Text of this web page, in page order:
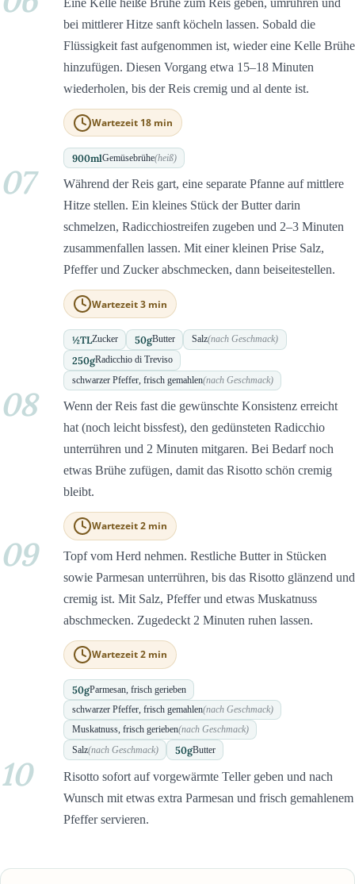
bei mittlerer Hitze sanft köcheln lassen. Sobald die
Flüssigkeit fast aufgenommen ist, wieder eine Kelle Brühe
hinzufügen. Diesen Vorgang etwa 15–18 Minuten
wiederholen, bis der Reis cremig und al dente ist.
Wartezeit 18 min
900mlGemüsebrühe(heiß)
07
Während der Reis gart, eine separate Pfanne auf mittlere
Hitze stellen. Ein kleines Stück der Butter darin
schmelzen, Radicchiostreifen zugeben und 2–3 Minuten
zusammenfallen lassen. Mit einer kleinen Prise Salz,
Pfeffer und Zucker abschmecken, dann beiseitestellen.
Wartezeit 3 min
½TLZucker 50gButter Salz(nach Geschmack)
250gRadicchio di Treviso
schwarzer Pfeffer, frisch gemahlen(nach Geschmack)
08
Wenn der Reis fast die gewünschte Konsistenz erreicht
hat (noch leicht bissfest), den gedünsteten Radicchio
unterrühren und 2 Minuten mitgaren. Bei Bedarf noch
etwas Brühe zufügen, damit das Risotto schön cremig
bleibt.
Wartezeit 2 min
09
Topf vom Herd nehmen. Restliche Butter in Stücken
sowie Parmesan unterrühren, bis das Risotto glänzend und
cremig ist. Mit Salz, Pfeffer und etwas Muskatnuss
abschmecken. Zugedeckt 2 Minuten ruhen lassen.
Wartezeit 2 min
50gParmesan, frisch gerieben
schwarzer Pfeffer, frisch gemahlen(nach Geschmack)
Muskatnuss, frisch gerieben(nach Geschmack)
Salz(nach Geschmack) 50gButter
10
Risotto sofort auf vorgewärmte Teller geben und nach
Wunsch mit etwas extra Parmesan und frisch gemahlenem
Pfeffer servieren.